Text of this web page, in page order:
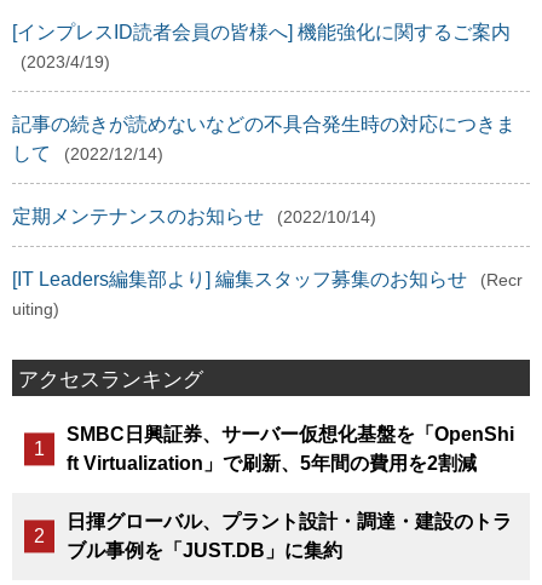
[インプレスID読者会員の皆様へ] 機能強化に関するご案内
(2023/4/19)
記事の続きが読めないなどの不具合発生時の対応につきま
して
(2022/12/14)
定期メンテナンスのお知らせ (2022/10/14)
[IT Leaders編集部より] 編集スタッフ募集のお知らせ
(Recr
uiting)
アクセスランキング
SMBC日興証券、サーバー仮想化基盤を「OpenShi
ft Virtualization」で刷新、5年間の費用を2割減
日揮グローバル、プラント設計・調達・建設のトラ
ブル事例を「JUST.DB」に集約